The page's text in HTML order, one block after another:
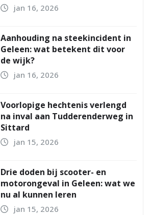
jan 16, 2026
Aanhouding na steekincident in
Geleen: wat betekent dit voor
de wijk?
jan 16, 2026
Voorlopige hechtenis verlengd
na inval aan Tudderenderweg in
Sittard
jan 15, 2026
Drie doden bij scooter- en
motorongeval in Geleen: wat we
nu al kunnen leren
jan 15, 2026